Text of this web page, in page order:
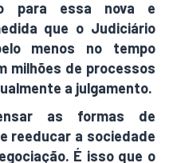
para essa nova e
que o Judiciário
menos no tempo
milhões de processos
a julgamento.
as formas de
reeducar a sociedade
É isso que o